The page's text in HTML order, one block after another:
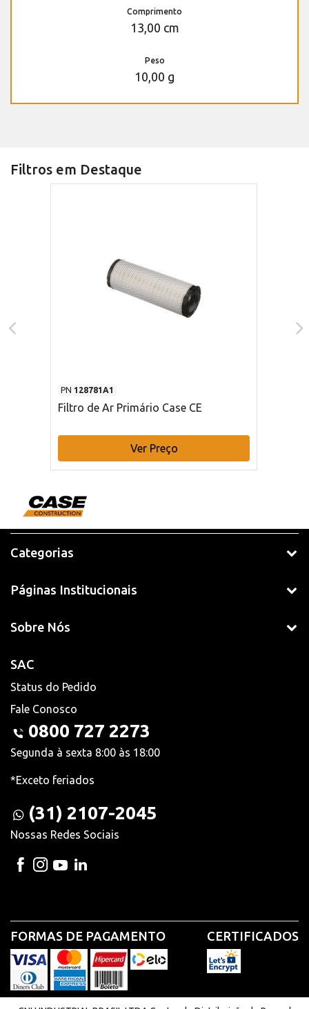
Comprimento
13,00 cm
Peso
10,00 g
Filtros em Destaque
PN 128781A1
Filtro de Ar Primário Case CE
Ver Preço
Categorias
Páginas Institucionais
Sobre Nós
SAC
Status do Pedido
Fale Conosco
0800 727 2273
Segunda à sexta 8:00 às 18:00
*Exceto feriados
(31) 2107-2045
Nossas Redes Sociais
FORMAS DE PAGAMENTO CERTIFICADOS